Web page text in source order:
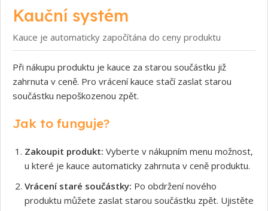
Kauční systém
Kauce je automaticky započítána do ceny produktu
Při nákupu produktu je kauce za starou součástku již
zahrnuta v ceně. Pro vrácení kauce stačí zaslat starou
součástku nepoškozenou zpět.
Jak to funguje?
Zakoupit produkt: Vyberte v nákupním menu možnost,
u které je kauce automaticky zahrnuta v ceně produktu.
Vrácení staré součástky: Po obdržení nového
produktu můžete zaslat starou součástku zpět. Ujistěte